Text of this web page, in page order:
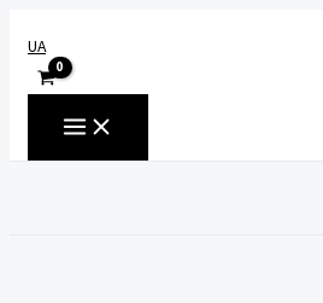
до
вмісту
UA
MAIN
MENU